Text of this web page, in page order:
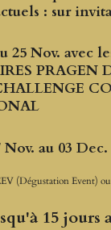
: sur
25 Nov. avec
PRAGEN
au 03 Dec.
(Dégustation Event)
15 jours